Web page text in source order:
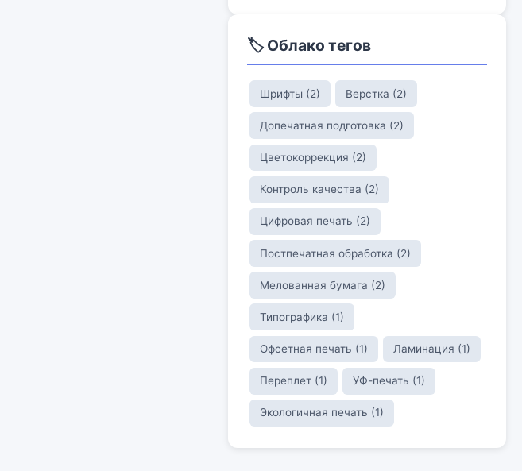
🏷️ Облако тегов
Шрифты (2) Верстка (2)
Допечатная подготовка (2)
Цветокоррекция (2)
Контроль качества (2)
Цифровая печать (2)
Постпечатная обработка (2)
Мелованная бумага (2)
Типографика (1)
Офсетная печать (1) Ламинация (1)
Переплет (1) УФ-печать (1)
Экологичная печать (1)